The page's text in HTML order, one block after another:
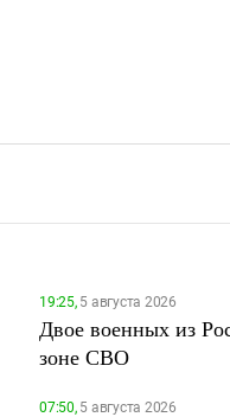
19:25,5 августа 2026
Двое военных из
зоне СВО
07:50,5 августа 2026